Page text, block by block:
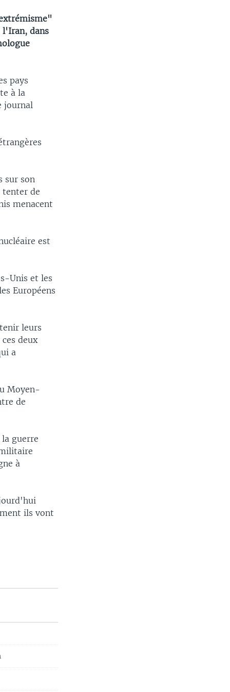
l'Iran, dans
pays
à la
journal
sur son
tenter de
menacent
est
Unis et les
Européens
leurs
deux
a
Moyen-
de
guerre
à
ils vont